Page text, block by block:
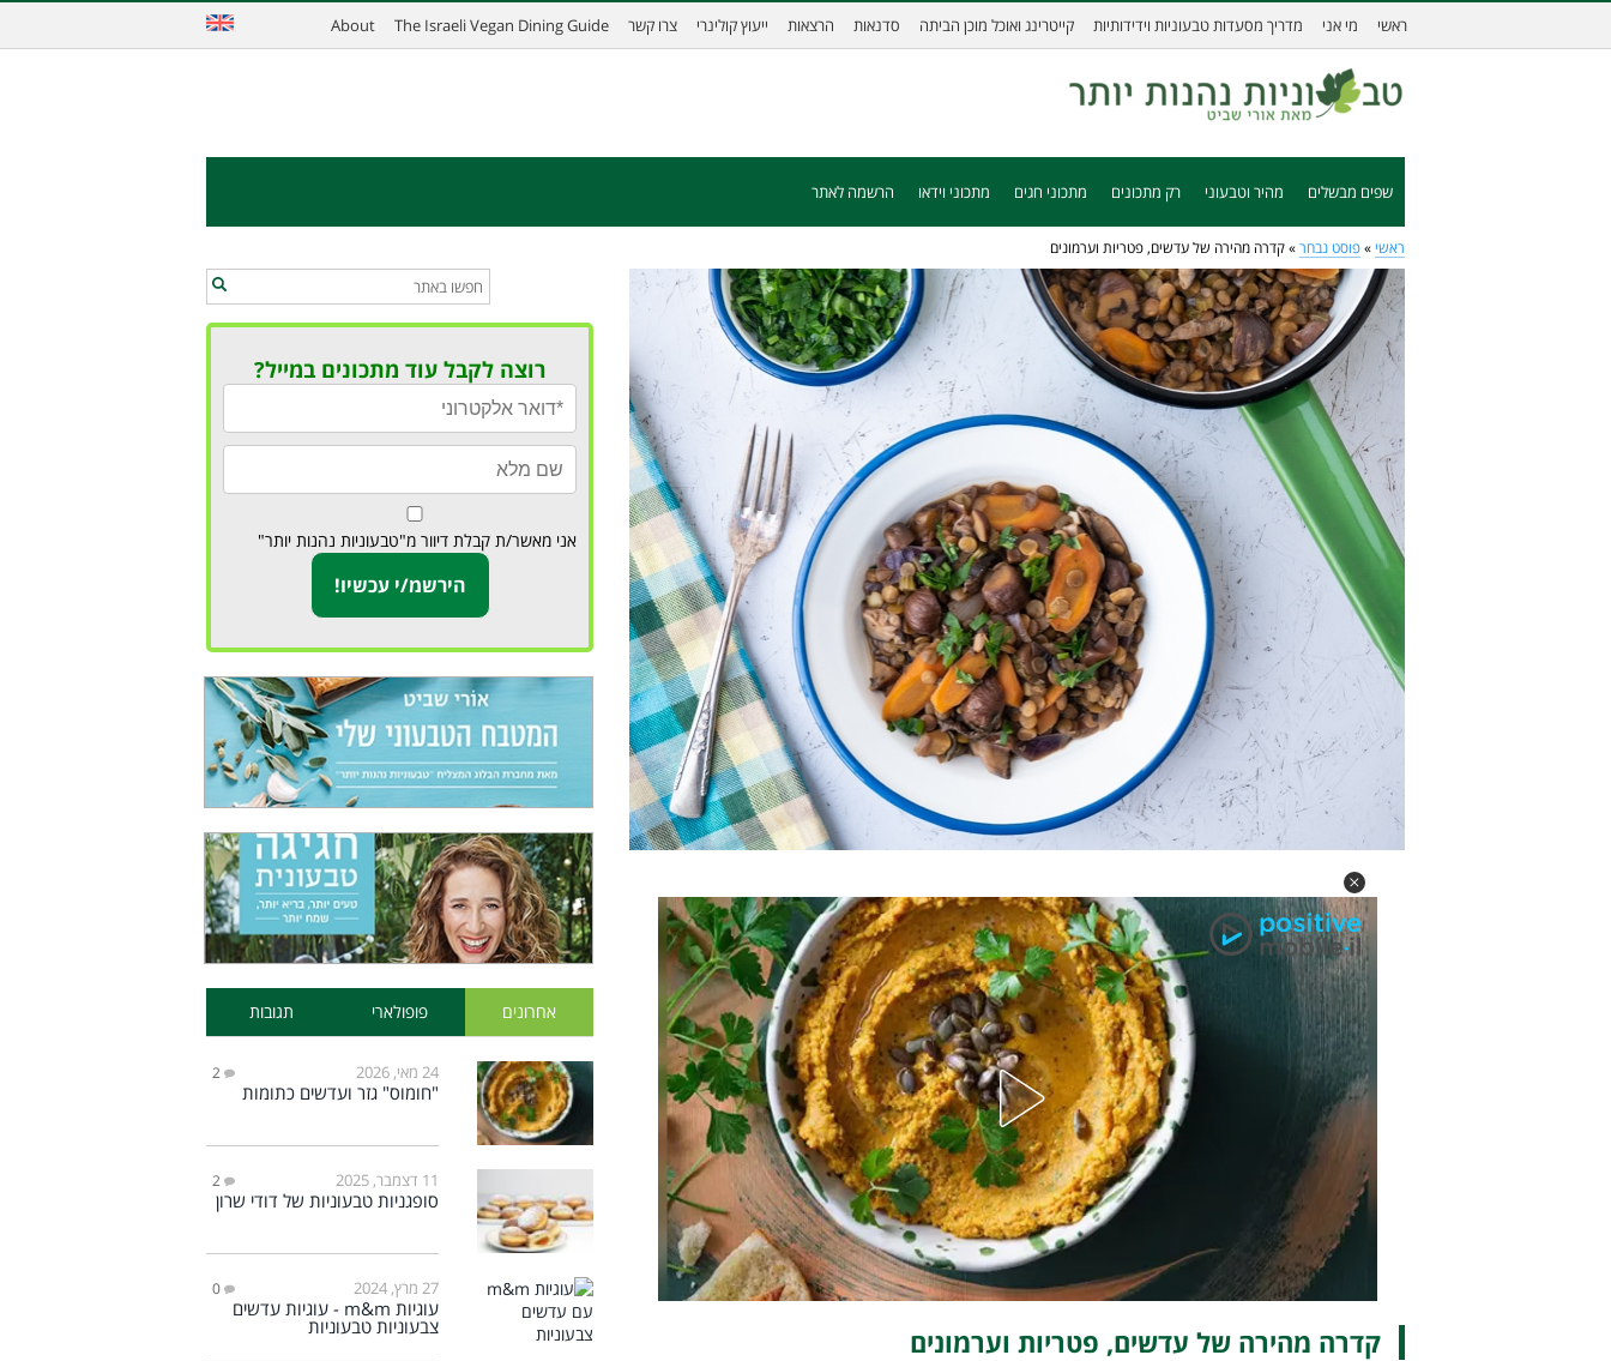
ראשי מי אני מדריך מסעדות טבעוניות וידידותיות קייטרינג ואוכל מוכן הביתה סדנאות הרצאות ייעוץ קולינרי צרו קשר The Israeli Vegan Dining Guide
About
שפים מבשלים מהיר וטבעוני רק מתכונים מתכוני חגים מתכוני וידאו הרשמה לאתר
ראשי » פוסט נבחר » קדרה מהירה של עדשים, פטריות וערמונים
קדרה מהירה של עדשים, פטריות וערמונים
רוצה לקבל עוד מתכונים במייל?
אני מאשר/ת קבלת דיוור מ"טבעוניות נהנות יותר"
אחרונים פופולארי תגובות
24 מאי, 2026 2
"חומוס" גזר ועדשים כתומות
11 דצמבר, 2025 2
סופגניות טבעוניות של דודי שרון
27 מרץ, 2024 0
עוגיות m&m - עוגיות עדשים
צבעוניות טבעוניות